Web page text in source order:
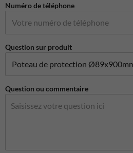
Numéro de téléphone
Question sur produit
Question ou commentaire